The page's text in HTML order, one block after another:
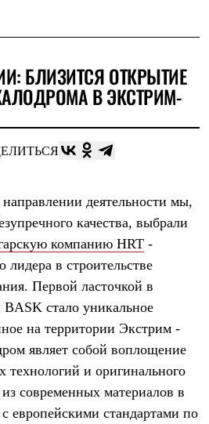
БЛИЗИТСЯ ОТКРЫТИЕ
В ЭКСТРИМ-
деятельности мы,
качества, выбрали
компанию HRT -
лидера в строительстве
Первой ласточкой в
BASK стало уникальное
на территории Экстрим -
являет собой воплощение
и оригинального
современных материалов в
европейскими стандартами по